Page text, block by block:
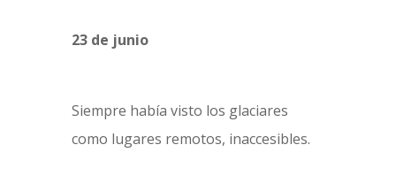
23 de junio
Siempre había visto los glaciares
como lugares remotos, inaccesibles.